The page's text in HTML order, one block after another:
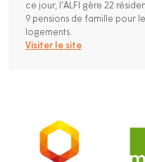
ce jour, l’ALFI gère 22
9 pensions de famille pour
logements.
Visiter le site